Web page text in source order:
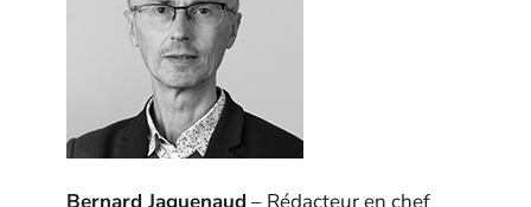
Bernard Jaguenaud – Rédacteur en chef